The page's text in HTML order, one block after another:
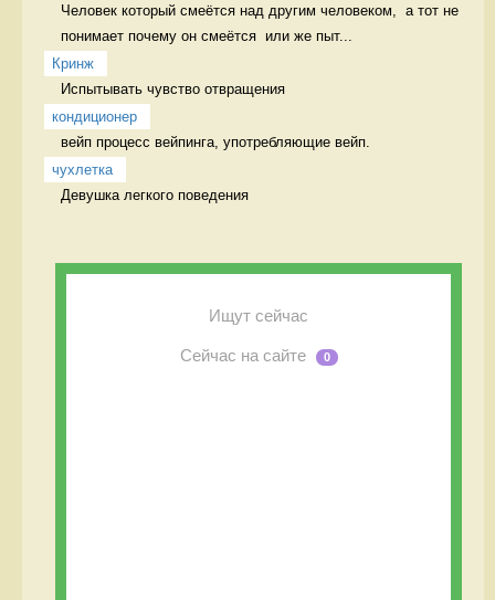
Человек который смеётся над другим человеком,  а тот не
понимает почему он смеётся  или же пыт...
Кринж
Испытывать чувство отвращения
кондиционер
вейп процесс вейпинга, употребляющие вейп.
чухлетка
Девушка легкого поведения
Ищут сейчас
Сейчас на сайте 0